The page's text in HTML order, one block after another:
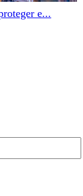
e...